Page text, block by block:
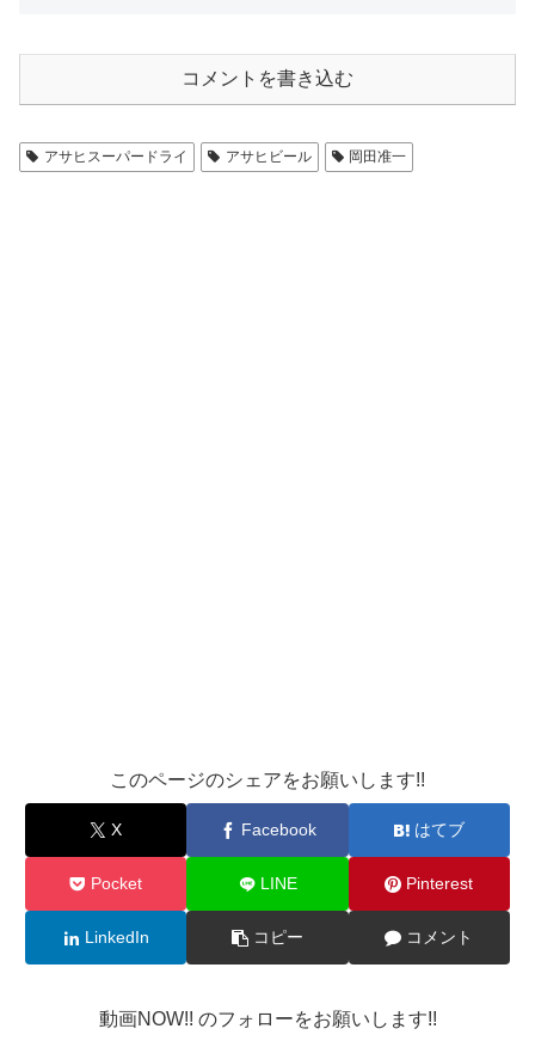
コメントを書き込む
アサヒスーパードライ アサヒビール 岡田准一
このページのシェアをお願いします!!
X Facebook はてブ
Pocket LINE Pinterest
LinkedIn コピー コメント
動画NOW!! のフォローをお願いします!!